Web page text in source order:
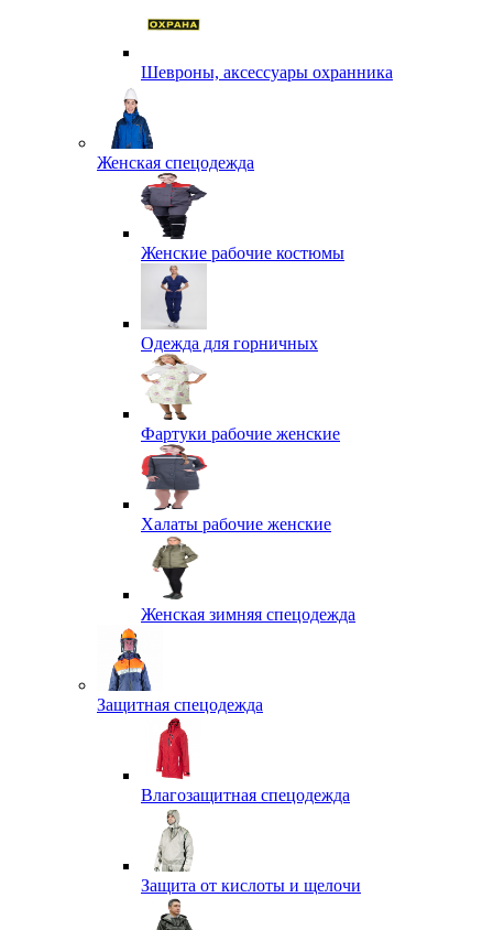
Шевроны, аксессуары охранника
Женская спецодежда
Женские рабочие костюмы
Одежда для горничных
Фартуки рабочие женские
Халаты рабочие женские
Женская зимняя спецодежда
Защитная спецодежда
Влагозащитная спецодежда
Защита от кислоты и щелочи